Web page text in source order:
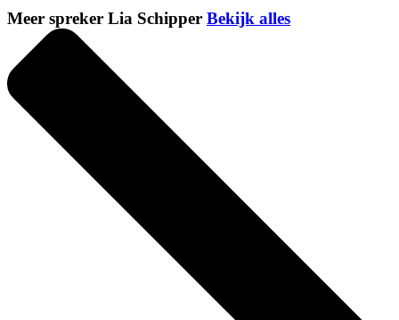
Meer spreker Lia Schipper Bekijk alles